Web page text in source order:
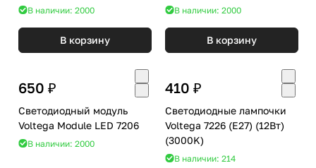
В наличии: 2000
В корзину
В наличии: 2000
В корзину
650 ₽
Светодиодный модуль
Voltega Module LED 7206
В наличии: 2000
410 ₽
Светодиодные лампочки
Voltega 7226 (E27) (12Вт)
(3000K)
В наличии: 214